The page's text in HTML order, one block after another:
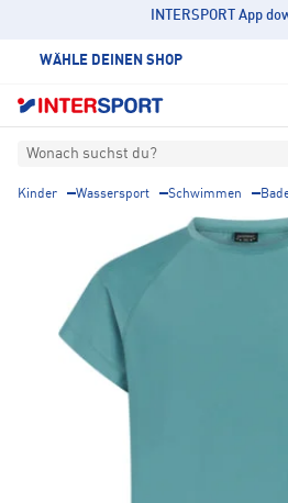
INTERSPORT App
WÄHLE DEINEN SHOP
Wonach suchst du?
Kinder Wassersport Schwimmen